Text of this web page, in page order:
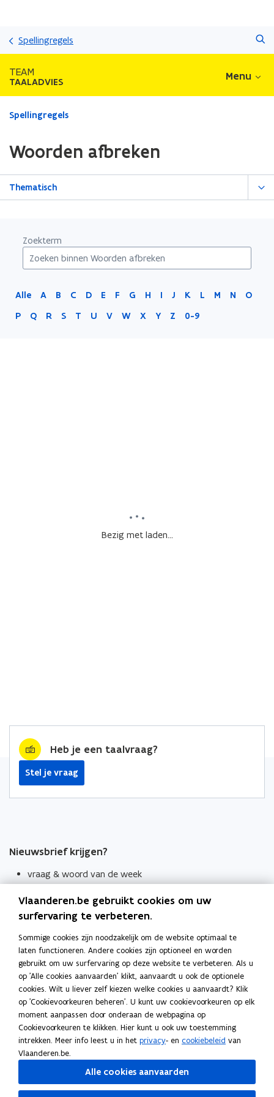
Spellingregels
TEAM
TAALADVIES Menu
Gedaan
zich
op:
Woorden
Spellingregels
Woorden afbreken
Thematisch
Zoekterm
Alle A B C D E F G H I J K L M N
O
P
Q R S T U V W X Y Z 0-9
Bezig met laden...
Heb je een taalvraag?
Stel je vraag
Nieuwsbrief krijgen?
vraag & woord van de week
Schrijf je in
Thema's
Taaladviezen
Spellingregels
Tips voor duidelijke taal
Bekijk ook
Spellingtests
Boek- en webwijzer
Vlaanderen.be gebruikt cookies om uw
surfervaring te verbeteren.
Sommige cookies zijn noodzakelijk om de website optimaal te
laten functioneren. Andere cookies zijn optioneel en worden
gebruikt om uw surfervaring op deze website te verbeteren. Als u
op 'Alle cookies aanvaarden' klikt, aanvaardt u ook de optionele
cookies. Wilt u liever zelf kiezen welke cookies u aanvaardt? Klik
op 'Cookievoorkeuren beheren'. U kunt uw cookievoorkeuren op elk
moment aanpassen door onderaan de webpagina op
Cookievoorkeuren te klikken. Hier kunt u ook uw toestemming
intrekken. Meer info leest u in het privacy- en cookiebeleid van
Vlaanderen.be.
Alle cookies aanvaarden